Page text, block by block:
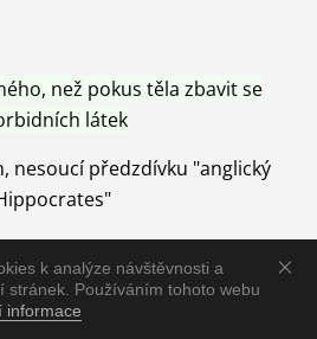
k analýze návštěvnosti a
stránek. Používáním tohoto webu
informace
než pokus těla zbavit se
látek
nesoucí předzdívku "anglický
pomocí Přírody, neutralizací a